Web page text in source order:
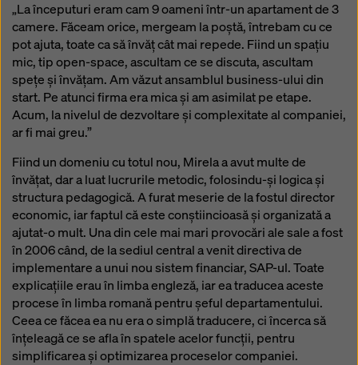
„La începuturi eram cam 9 oameni într-un apartament de 3
camere. Făceam orice, mergeam la poștă, întrebam cu ce
pot ajuta, toate ca să învăț cât mai repede. Fiind un spațiu
mic, tip open-space, ascultam ce se discuta, ascultam
spețe și învățam. Am văzut ansamblul business-ului din
start. Pe atunci firma era mica și am asimilat pe etape.
Acum, la nivelul de dezvoltare și complexitate al companiei,
ar fi mai greu.”
Fiind un domeniu cu totul nou, Mirela a avut multe de
învățat, dar a luat lucrurile metodic, folosindu-și logica și
structura pedagogică. A furat meserie de la fostul director
economic, iar faptul că este conștiincioasă și organizată a
ajutat-o mult. Una din cele mai mari provocări ale sale a fost
în 2006 când, de la sediul central a venit directiva de
implementare a unui nou sistem financiar, SAP-ul. Toate
explicațiile erau în limba engleză, iar ea traducea aceste
procese în limba romană pentru șeful departamentului.
Ceea ce făcea ea nu era o simplă traducere, ci încerca să
înțeleagă ce se afla în spatele acelor funcții, pentru
simplificarea și optimizarea proceselor companiei.